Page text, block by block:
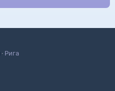
· Рига